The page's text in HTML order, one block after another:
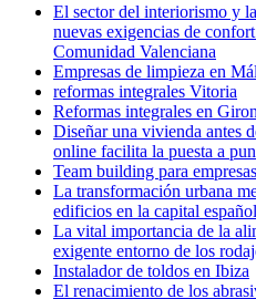
El sector del interiorismo y
nuevas exigencias de
Comunidad Valenciana
Empresas de limpieza en
reformas integrales Vitoria
Reformas integrales en
Diseñar una vivienda antes
online facilita la puesta a
Team building para
La transformación urbana
edificios en la capital
La vital importancia de la
exigente entorno de los
Instalador de toldos en Ibiza
El renacimiento de los